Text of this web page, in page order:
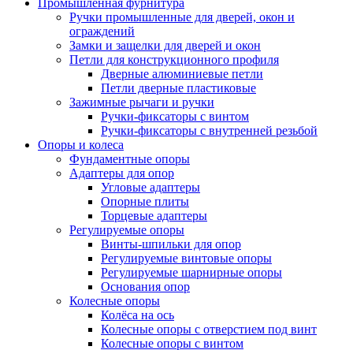
Промышленная фурнитура
Ручки промышленные для дверей, окон и
ограждений
Замки и защелки для дверей и окон
Петли для конструкционного профиля
Дверные алюминиевые петли
Петли дверные пластиковые
Зажимные рычаги и ручки
Ручки-фиксаторы c винтом
Ручки-фиксаторы c внутренней резьбой
Опоры и колеса
Фундаментные опоры
Адаптеры для опор
Угловые адаптеры
Опорные плиты
Торцевые адаптеры
Регулируемые опоры
Винты-шпильки для опор
Регулируемые винтовые опоры
Регулируемые шарнирные опоры
Основания опор
Колесные опоры
Колёса на ось
Колесные опоры с отверстием под винт
Колесные опоры с винтом